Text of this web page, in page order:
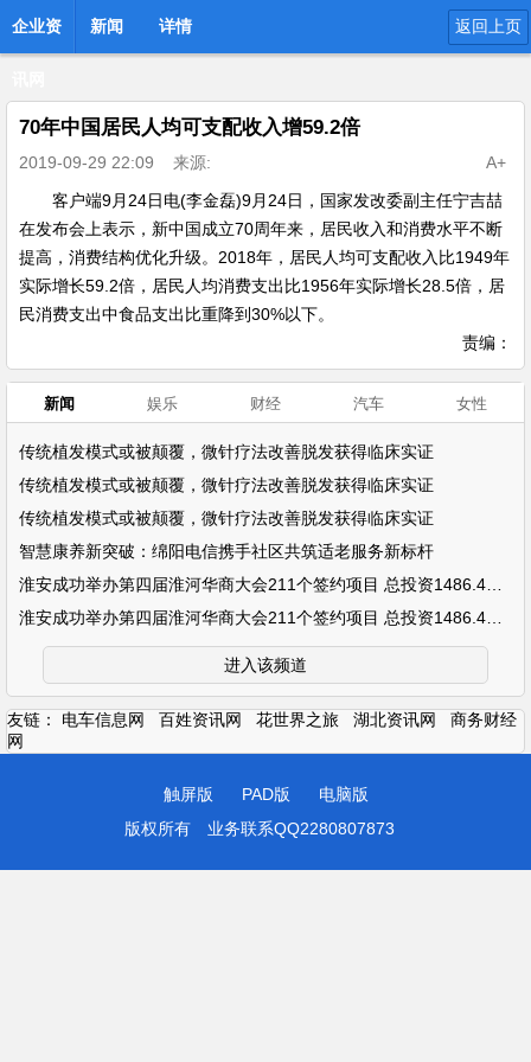
企业资 新闻 详情 返回上页
70年中国居民人均可支配收入增59.2倍
2019-09-29 22:09 来源:
A+
客户端9月24日电(李金磊)9月24日，国家发改委副主任宁吉喆
在发布会上表示，新中国成立70周年来，居民收入和消费水平不断
提高，消费结构优化升级。2018年，居民人均可支配收入比1949年
实际增长59.2倍，居民人均消费支出比1956年实际增长28.5倍，居
民消费支出中食品支出比重降到30%以下。
责编：
新闻 娱乐 财经 汽车 女性
传统植发模式或被颠覆，微针疗法改善脱发获得临床实证
传统植发模式或被颠覆，微针疗法改善脱发获得临床实证
传统植发模式或被颠覆，微针疗法改善脱发获得临床实证
智慧康养新突破：绵阳电信携手社区共筑适老服务新标杆
进入该频道
友链： 电车信息网 百姓资讯网 花世界之旅 湖北资讯网
商务财经
网
触屏版 PAD版
电脑版
版权所有
业务联系QQ2280807873